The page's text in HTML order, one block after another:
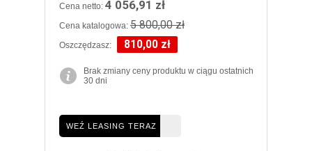
Cena netto: 4 056,91 zł
Cena katalogowa: 5 800,00 zł
Oszczędzasz: 810,00 zł
Brak zmiany ceny produktu w ciągu ostatnich
30 dni
WEŹ LEASING TERAZ